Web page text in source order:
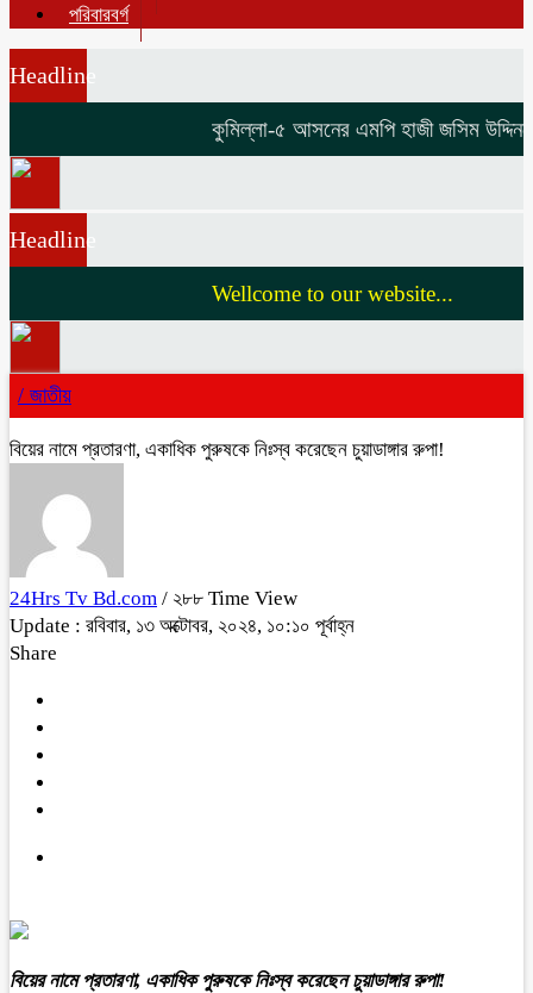
পরিবারবর্গ
Headline
কুমিল্লা-৫ আসনের এমপি হাজী জসিম উদ্দিনকে
Headline
Wellcome to our website...
/ জাতীয়
বিয়ের নামে প্রতারণা, একাধিক পুরুষকে নিঃস্ব করেছেন চুয়াডাঙ্গার রুপা!
24Hrs Tv Bd.com / ২৮৮ Time View
Update : রবিবার, ১৩ অক্টোবর, ২০২৪, ১০:১০ পূর্বাহ্ন
Share
বিয়ের নামে প্রতারণা, একাধিক পুরুষকে নিঃস্ব করেছেন চুয়াডাঙ্গার রুপা!